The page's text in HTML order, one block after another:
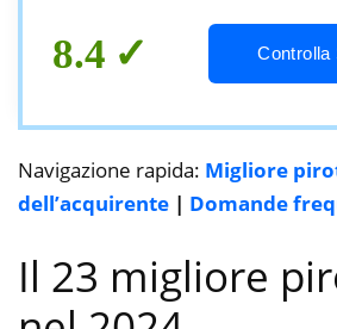
8.4 Controlla
Navigazione rapida: Migliore
dell’acquirente | Domande
Il 23 migliore